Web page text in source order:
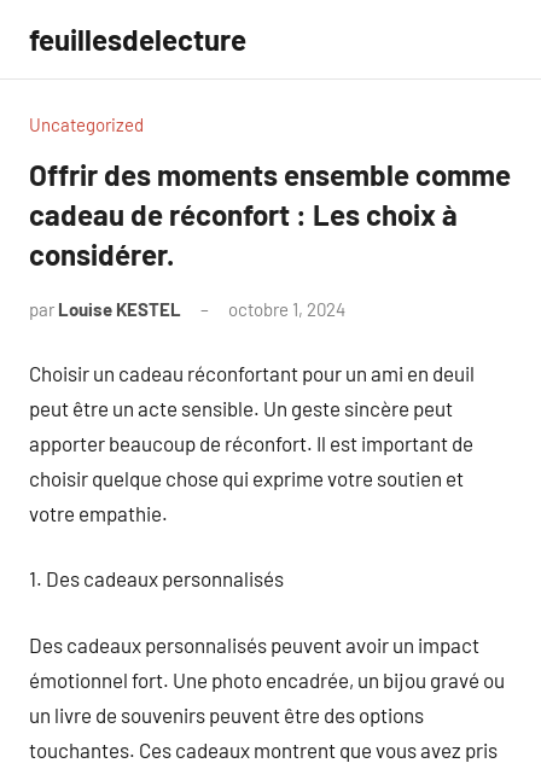
contenu
feuillesdelecture
Uncategorized
Offrir des moments ensemble comme
cadeau de réconfort : Les choix à
considérer.
par Louise KESTEL octobre 1, 2024
Choisir un cadeau réconfortant pour un ami en deuil
peut être un acte sensible. Un geste sincère peut
apporter beaucoup de réconfort. Il est important de
choisir quelque chose qui exprime votre soutien et
votre empathie.
1. Des cadeaux personnalisés
Des cadeaux personnalisés peuvent avoir un impact
émotionnel fort. Une photo encadrée, un bijou gravé ou
un livre de souvenirs peuvent être des options
touchantes. Ces cadeaux montrent que vous avez pris